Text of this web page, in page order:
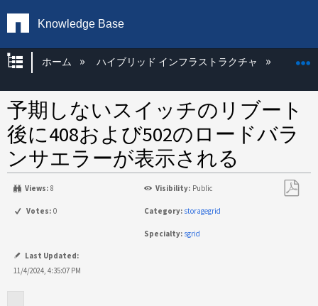
Knowledge Base
グローバル階層を展開/折りたたむ
ホーム ハイブリッド インフラストラクチャ
予期しないスイッチのリブート
後に408および502のロードバラ
ンサエラーが表示される
Views: 8 Visibility: Public
Votes: 0 Category: storagegrid
Specialty: sgrid
Last Updated:
11/4/2024, 4:35:07 PM